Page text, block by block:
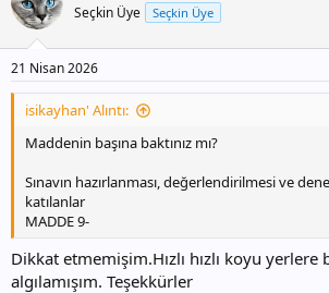
i
l
Seçkin Üye Seçkin Üye
21 Nisan 2026
isikayhan' Alıntı:
Maddenin başına baktınız mı?
Sınavın hazırlanması, değerlendirilmesi ve
katılanlar
MADDE 9-
Dikkat etmemişim.Hızlı hızlı koyu
algılamışım. Teşekkürler